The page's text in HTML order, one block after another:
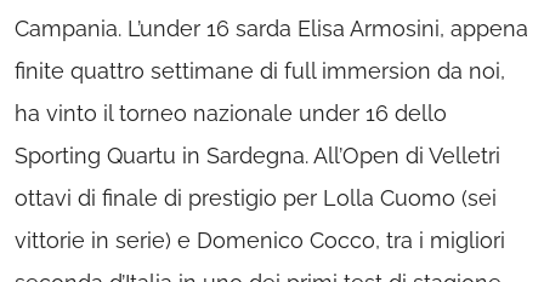
Campania. L’under 16 sarda Elisa Armosini, appena
finite quattro settimane di full immersion da noi,
ha vinto il torneo nazionale under 16 dello
Sporting Quartu in Sardegna. All’Open di Velletri
ottavi di finale di prestigio per Lolla Cuomo (sei
vittorie in serie) e Domenico Cocco, tra i migliori